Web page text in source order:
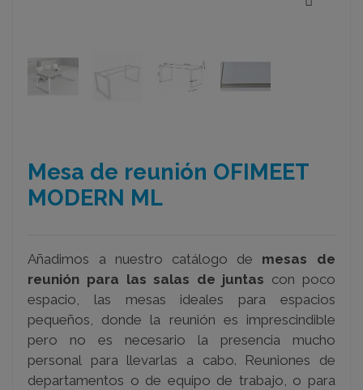
Mesa de reunión OFIMEET
MODERN ML
Añadimos a nuestro catálogo de mesas de
reunión para las salas de juntas con poco
espacio, las mesas ideales para espacios
pequeños, donde la reunión es imprescindible
pero no es necesario la presencia mucho
personal para llevarlas a cabo. Reuniones de
departamentos o de equipo de trabajo, o para